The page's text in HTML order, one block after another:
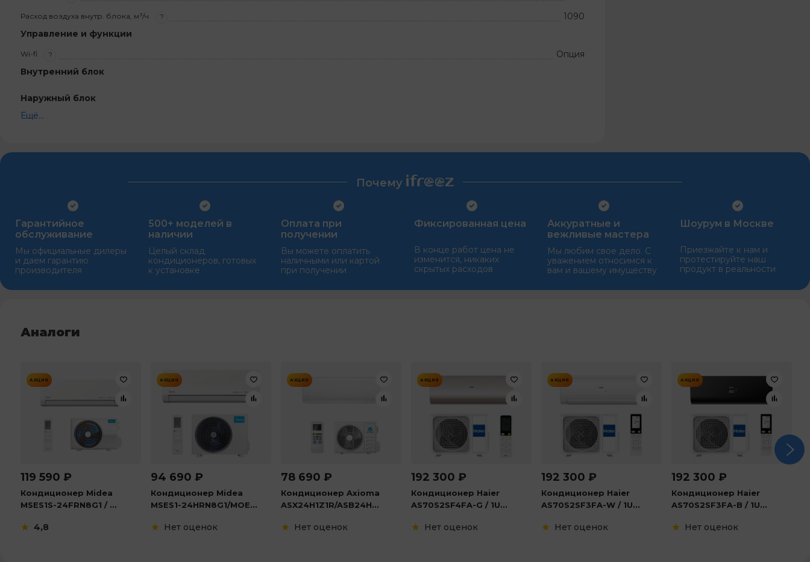
Расход воздуха внутр. блока, м³/ч ?
1090
Управление и функции
Wi-fi ?
Опция
Внутренний блок
Наружный блок
Ещё...
Почему
Гарантийное
обслуживание
Мы официальные дилеры
и даем гарантию
производителя
500+ моделей в
наличии
Целый склад
кондиционеров, готовых
к установке
Оплата при
получении
Вы можете оплатить
наличными или картой
при получении
Фиксированная цена
В конце работ цена не
изменится, никаких
скрытых расходов
Аккуратные и
вежливые мастера
Мы любим свое дело. С
уважением относимся к
вам и вашему имуществу
Шоурум в Москве
Приезжайте к нам и
протестируйте наш
продукт в реальности
Аналоги
АКЦИЯ
119 590 ₽
Кондиционер Midea
MSES1S-24FRN8G1 / ...
4,8
АКЦИЯ
94 690 ₽
Кондиционер Midea
MSES1-24HRN8G1/MOE...
Нет оценок
АКЦИЯ
78 690 ₽
Кондиционер Axioma
ASX24H1Z1R/ASB24H...
Нет оценок
АКЦИЯ
192 300 ₽
Кондиционер Haier
AS70S2SF4FA-G / 1U...
Нет оценок
АКЦИЯ
192 300 ₽
Кондиционер Haier
AS70S2SF3FA-W / 1U...
Нет оценок
АКЦИЯ
192 300 ₽
Кондиционер Haier
AS70S2SF3FA-B / 1U...
Нет оценок